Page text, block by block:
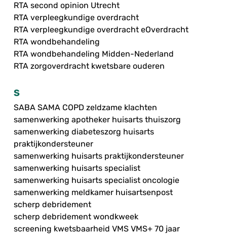
RTA second opinion Utrecht
RTA verpleegkundige overdracht
RTA verpleegkundige overdracht eOverdracht
RTA wondbehandeling
RTA wondbehandeling Midden-Nederland
RTA zorgoverdracht kwetsbare ouderen
S
SABA SAMA COPD zeldzame klachten
samenwerking apotheker huisarts thuiszorg
samenwerking diabeteszorg huisarts
praktijkondersteuner
samenwerking huisarts praktijkondersteuner
samenwerking huisarts specialist
samenwerking huisarts specialist oncologie
samenwerking meldkamer huisartsenpost
scherp debridement
scherp debridement wondkweek
screening kwetsbaarheid VMS VMS+ 70 jaar